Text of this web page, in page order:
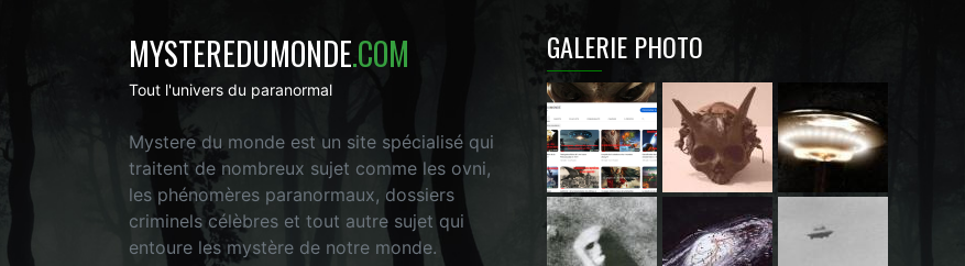
MYSTEREDUMONDE.COM
Tout l'univers du paranormal
Mystere du monde est un site spécialisé qui
traitent de nombreux sujet comme les ovni,
les phénomères paranormaux, dossiers
criminels célèbres et tout autre sujet qui
entoure les mystère de notre monde.
GALERIE PHOTO